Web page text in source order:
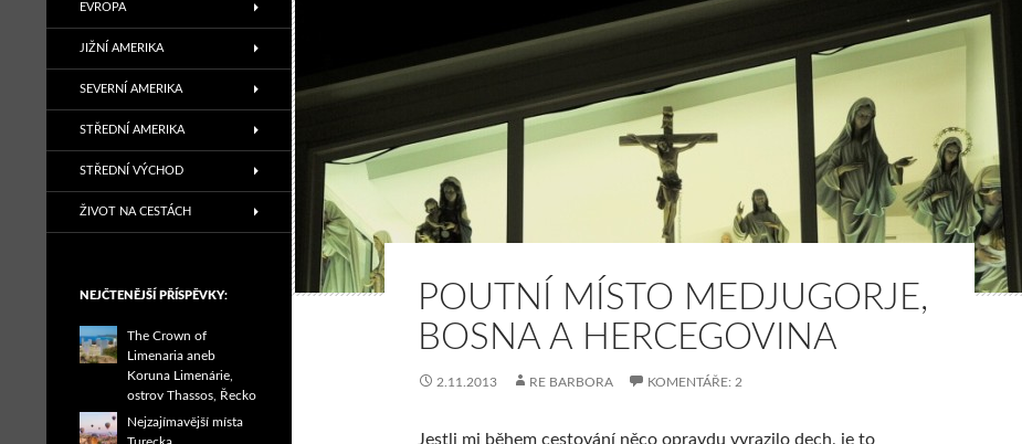
POUTNÍ MÍSTO MEDJUGORJE,
BOSNA A HERCEGOVINA
2.11.2013 RE BARBORA KOMENTÁŘE: 2
Jestli mi během cestování něco opravdu vyrazilo dech, je to
EVROPA
JIŽNÍ AMERIKA
SEVERNÍ AMERIKA
STŘEDNÍ AMERIKA
STŘEDNÍ VÝCHOD
ŽIVOT NA CESTÁCH
NEJČTENĚJŠÍ PŘÍSPĚVKY:
The Crown of
Limenaria aneb
Koruna Limenárie,
ostrov Thassos, Řecko
Nejzajímavější místa